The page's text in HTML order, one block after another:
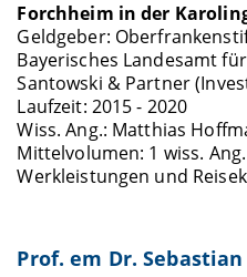
Forchheim in der
Geldgeber:
Bayerisches Landesamt
Santowski & Partner
Laufzeit: 2015 - 2020
Wiss. Ang.: Matthias
Mittelvolumen: 1 wiss.
Werkleistungen und
Prof. em Dr.